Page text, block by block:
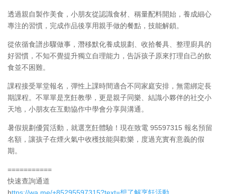
透過親自製作美食，小朋友從認識食材、稱量配料開始，養成細心
專注的習慣，完成作品後享用親手做的餐點，技能解鎖。
從依循食譜步驟做事，潛移默化養成規劃、收拾餐具、整理廚具的
好習慣，不知不覺提升獨立自理能力，告訴孩子原來打理自己的飲
食並不困難。
課程接受單堂報名，彈性上課時間適合不同家庭安排，無需綁定長
期課程。不單單是烹飪教學，更是親子同樂、結識小夥伴的社交小
天地，小朋友在互動協作中學會分享與溝通。
暑假規劃優質活動，就選烹飪體驗！現在致電 95597315 報名預留
名額，讓孩子在煙火氣中收穫技能與歡樂，度過充實有意義的假
期。
===========
快速查詢通道